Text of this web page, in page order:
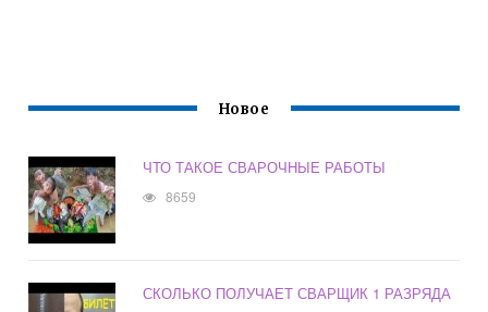
Новое
ЧТО ТАКОЕ СВАРОЧНЫЕ РАБОТЫ
8659
СКОЛЬКО ПОЛУЧАЕТ СВАРЩИК 1 РАЗРЯДА